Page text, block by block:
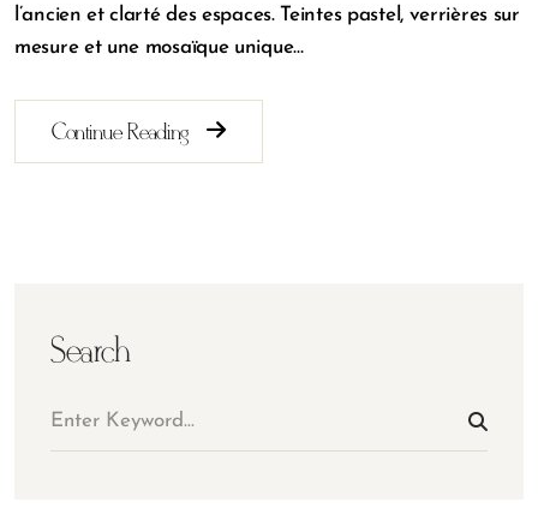
l’ancien et clarté des espaces. Teintes pastel, verrières sur
mesure et une mosaïque unique…
Continue Reading
Search